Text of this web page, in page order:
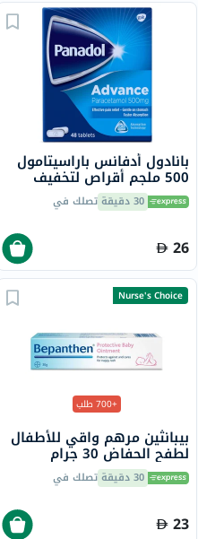
بانادول أدفانس باراسيتامول
500 ملجم أقراص لتخفيف
الحمى والألم، حزمة من 48
30 دقيقة تصلك في
26
Nurse's Choice
+700 طلب
بيبانثين مرهم واقي للأطفال
لطفح الحفاض 30 جرام
30 دقيقة تصلك في
23